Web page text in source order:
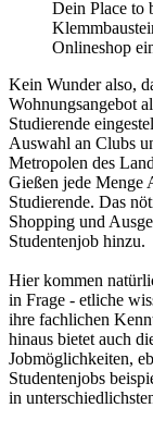
Dein Place to
Onlineshop
Kein Wunder also,
Wohnungsangebot
Studierende
Auswahl an Clubs
Metropolen des
Gießen jede Menge
Studierende. Das
Shopping und
Studentenjob hinzu.
Hier kommen
in Frage - etliche
ihre fachlichen
hinaus bietet auch
Jobmöglichkeiten,
Studentenjobs
in